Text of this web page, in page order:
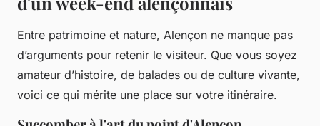
Entre patrimoine et nature, Alençon ne manque pas
d’arguments pour retenir le visiteur. Que vous soyez
amateur d’histoire, de balades ou de culture vivante,
voici ce qui mérite une place sur votre itinéraire.